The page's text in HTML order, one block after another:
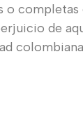
o
de